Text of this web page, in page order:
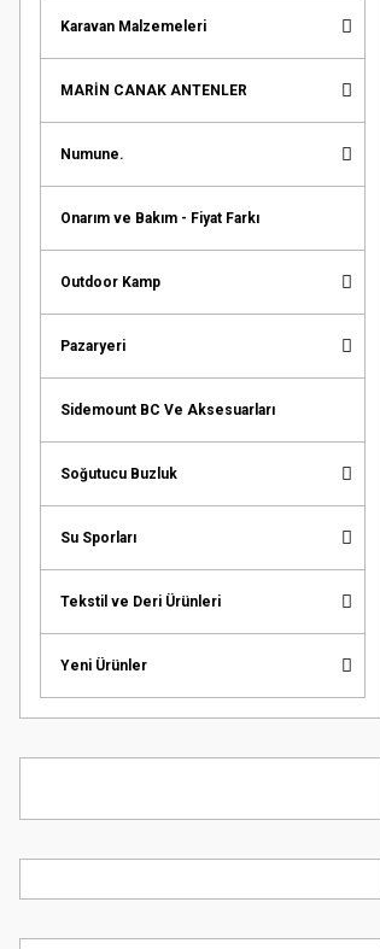
Karavan Malzemeleri
MARİN CANAK ANTENLER
Numune.
Onarım ve Bakım - Fiyat Farkı
Outdoor Kamp
Pazaryeri
Sidemount BC Ve Aksesuarları
Soğutucu Buzluk
Su Sporları
Tekstil ve Deri Ürünleri
Yeni Ürünler